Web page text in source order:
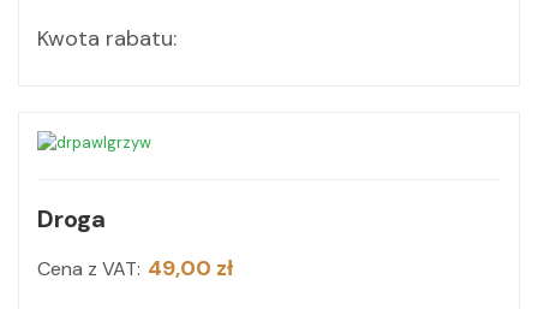
Kwota rabatu:
Droga
Cena z VAT: 49,00 zł